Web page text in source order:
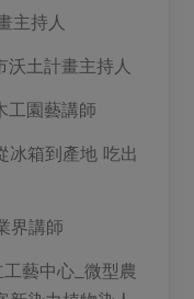
主持人
土計畫主持人
工園藝講師
冰箱到產地 吃出
界講師
工藝中心_微型農